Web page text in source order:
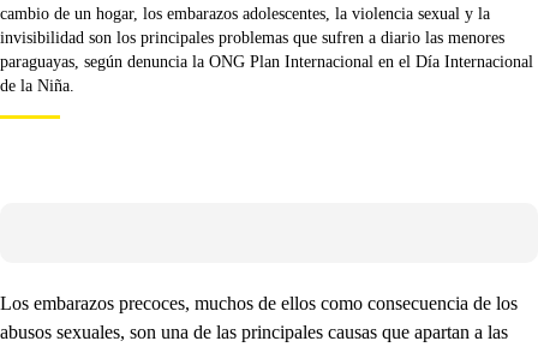
cambio de un hogar, los embarazos adolescentes, la violencia sexual y la
invisibilidad son los principales problemas que sufren a diario las menores
paraguayas, según denuncia la ONG Plan Internacional en el Día Internacional
de la Niña.
Los embarazos precoces, muchos de ellos como consecuencia de los
abusos sexuales, son una de las principales causas que apartan a las